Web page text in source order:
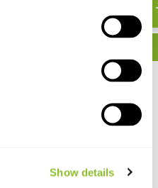
Show details